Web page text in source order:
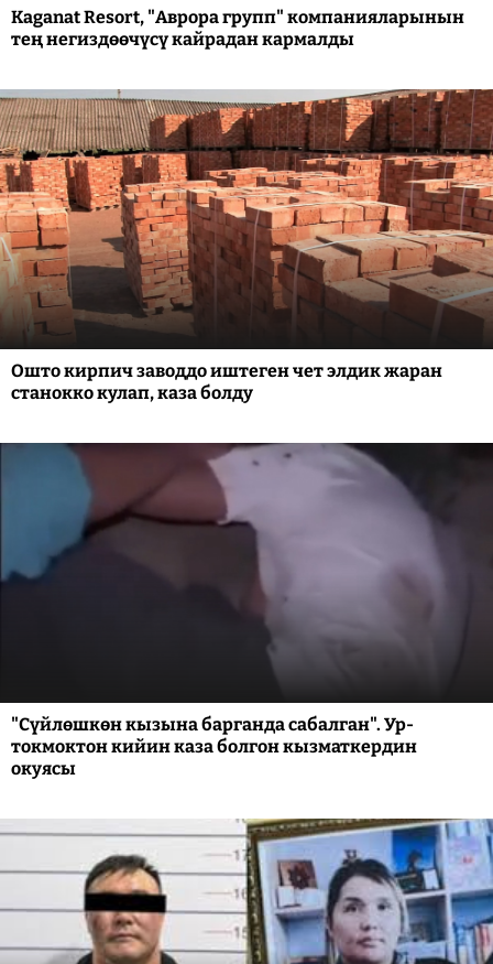
Kaganat Resort, "Аврора групп" компанияларынын
тең негиздөөчүсү кайрадан кармалды
Ошто кирпич заводдо иштеген чет элдик жаран
станокко кулап, каза болду
"Сүйлөшкөн кызына барганда сабалган". Ур-
токмоктон кийин каза болгон кызматкердин
окуясы